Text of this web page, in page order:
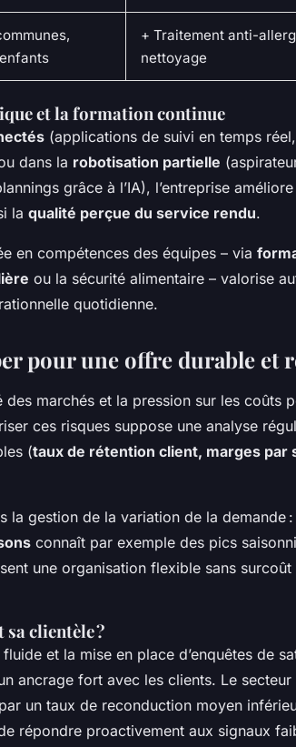
+ Traitement anti-
nettoyage
et la formation continue
(applications de suivi en temps
dans la robotisation partielle
grâce à l’IA), l’entreprise
la qualité perçue du service rendu.
en compétences des équipes – via
ou la sécurité alimentaire – valorise
quotidienne.
pour une offre durable et
des marchés et la pression sur les coûts
ces risques suppose une analyse
(taux de rétention client, marges par
la gestion de la variation de la demande
connaît par exemple des pics
une organisation flexible sans surcoût
clientèle ?
et la mise en place d’enquêtes de
ancrage fort avec les clients. Le secteur
un taux de reconduction moyen
répondre proactivement aux signaux